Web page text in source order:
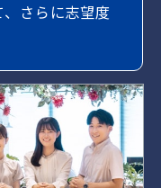
さらに志望度